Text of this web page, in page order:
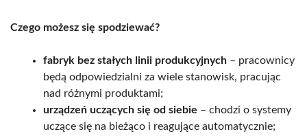
Czego możesz się spodziewać?
fabryk bez stałych linii produkcyjnych – pracownicy
będą odpowiedzialni za wiele stanowisk, pracując
nad różnymi produktami;
urządzeń uczących się od siebie – chodzi o systemy
uczące się na bieżąco i reagujące automatycznie;